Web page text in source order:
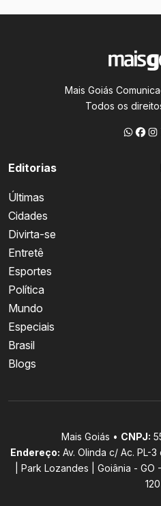
Mais Goiás
Todos os
Editorias
Últimas
Cidades
Divirta-se
Entretê
Esportes
Política
Mundo
Especiais
Brasil
Blogs
Mais Goiás • CNPJ:
Endereço: Av. Olinda c/ Ac. PL-3
| Park Lozandes | Goiânia - GO
120